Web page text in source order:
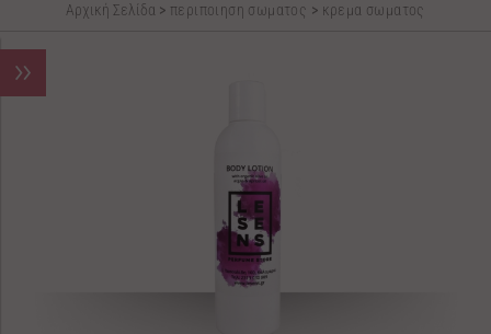
Αρχική Σελίδα > περιποιηση σωματος > κρεμα σωματος